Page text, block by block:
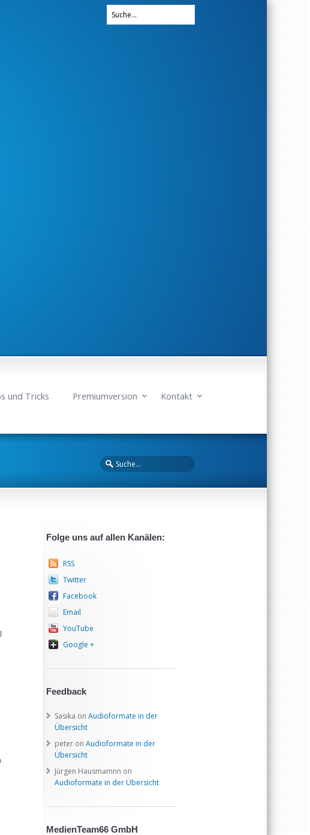
und Tricks Premiumversion Kontakt
Folge uns auf allen Kanälen:
RSS
Twitter
Facebook
Email
YouTube
Google +
Feedback
Sasika on Audioformate in der
Übersicht
peter on Audioformate in der
Übersicht
Jürgen Hausmamnn on
Audioformate in der Übersicht
MedienTeam66 GmbH